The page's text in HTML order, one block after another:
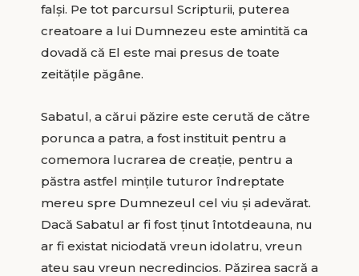
falși. Pe tot parcursul Scripturii, puterea
creatoare a lui Dumnezeu este amintită ca
dovadă că El este mai presus de toate
zeitățile păgâne.
Sabatul, a cărui păzire este cerută de către
porunca a patra, a fost instituit pentru a
comemora lucrarea de creație, pentru a
păstra astfel mințile tuturor îndreptate
mereu spre Dumnezeul cel viu și adevărat.
Dacă Sabatul ar fi fost ținut întotdeauna, nu
ar fi existat niciodată vreun idolatru, vreun
ateu sau vreun necredincios. Păzirea sacră a